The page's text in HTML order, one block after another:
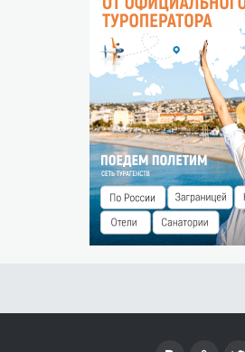
Незаездом считается прибытие
следующего дня.
Штраф за незаезд — % от суммы
РАЗМЕЩЕНИЕ ДЕТЕЙ
Детская кроватка, коляска и
предоставляются по запросу
проживания.
ОСОБЫЕ УСЛОВИЯ
Дополнительное место
предоставляется по запросу.